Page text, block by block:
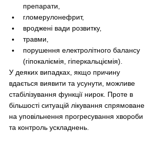
препарати,
гломерулонефрит,
вроджені вади розвитку,
травми,
порушення електролітного балансу
(гіпокаліємія, гіперкальціємія).
У деяких випадках, якщо причину
вдається виявити та усунути, можливе
стабілізування функції нирок. Проте в
більшості ситуацій лікування спрямоване
на уповільнення прогресування хвороби
та контроль ускладнень.